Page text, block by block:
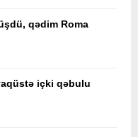
qədim Roma
içki qəbulu